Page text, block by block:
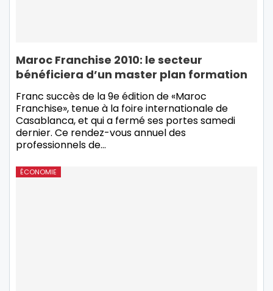
Maroc Franchise 2010: le secteur
bénéficiera d’un master plan formation
Franc succès de la 9e édition de «Maroc
Franchise», tenue à la foire internationale de
Casablanca, et qui a fermé ses portes samedi
dernier. Ce rendez-vous annuel des
professionnels de…
ÉCONOMIE